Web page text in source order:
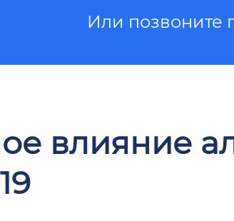
Или позвоните
влияние